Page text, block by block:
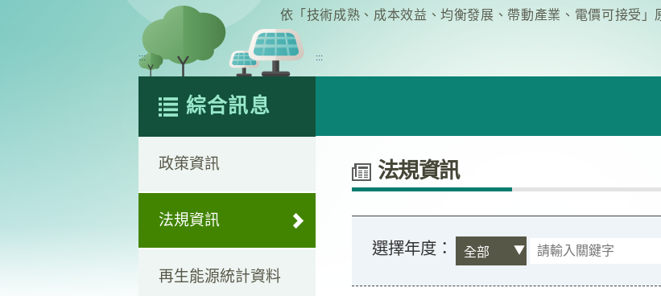
依「技術成熟、成本效益、均衡發展、帶動產業、電價可接受」
:::
綜合訊息
政策資訊
法規資訊
再生能源統計資料
:::
法規資訊
選擇年度：